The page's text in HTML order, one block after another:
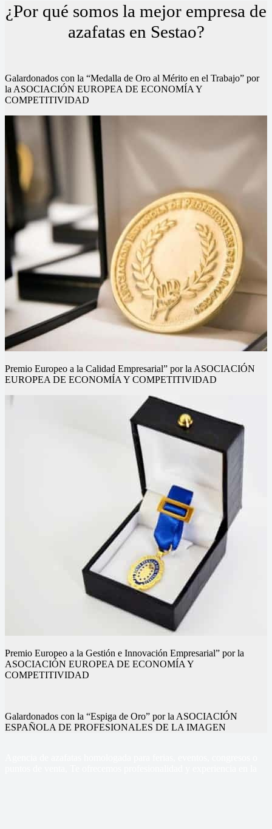
¿Por qué somos la mejor empresa de
azafatas en Sestao?
Galardonados con la “Medalla de Oro al Mérito en el Trabajo” por
la ASOCIACIÓN EUROPEA DE ECONOMÍA Y
COMPETITIVIDAD
Premio Europeo a la Calidad Empresarial” por la ASOCIACIÓN
EUROPEA DE ECONOMÍA Y COMPETITIVIDAD
Premio Europeo a la Gestión e Innovación Empresarial” por la
ASOCIACIÓN EUROPEA DE ECONOMÍA Y
COMPETITIVIDAD
Galardonados con la “Espiga de Oro” por la ASOCIACIÓN
ESPAÑOLA DE PROFESIONALES DE LA IMAGEN